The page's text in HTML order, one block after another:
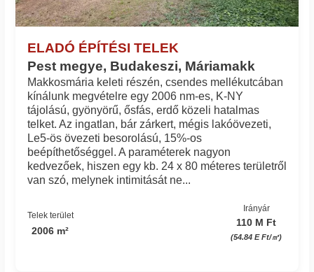
ELADÓ ÉPÍTÉSI TELEK
Pest megye, Budakeszi, Máriamakk
Makkosmária keleti részén, csendes mellékutcában
kínálunk megvételre egy 2006 nm-es, K-NY
tájolású, gyönyörű, ősfás, erdő közeli hatalmas
telket. Az ingatlan, bár zárkert, mégis lakóövezeti,
Le5-ös övezeti besorolású, 15%-os
beépíthetőséggel. A paraméterek nagyon
kedvezőek, hiszen egy kb. 24 x 80 méteres területről
van szó, melynek intimitását ne...
Telek terület
2006 m²
Irányár
110 M Ft
(54.84 E Ft/㎡)